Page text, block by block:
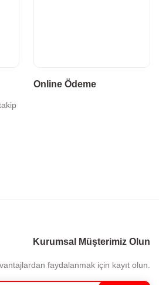
Online Ödeme
Kurumsal Müşterimiz Olun
faydalanmak için kayıt olun.